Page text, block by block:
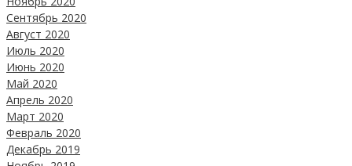
Сентябрь 2020
Август 2020
Июль 2020
Июнь 2020
Май 2020
Апрель 2020
Март 2020
Февраль 2020
Декабрь 2019